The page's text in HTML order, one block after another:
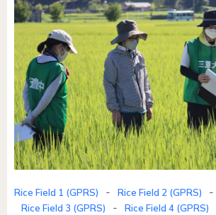
Rice Field 1 (GPRS) - Rice Field 2 (GPRS) -
Rice Field 3 (GPRS) - Rice Field 4 (GPRS)